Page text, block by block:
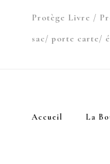
Protège Livre /
sac/ porte carte/
Accueil La